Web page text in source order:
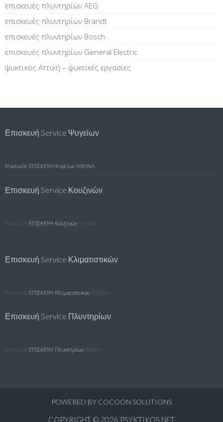
επισκευές πλυντηρίων AEG
επισκευές πλυντηρίων Brandt
επισκευές πλυντηρίων Bosch
επισκευές πλυντηρίων General Electric
ψυκτικος Αττική – ψυκτικές εργασιες
Επισκευή Service Ψυγείων
Ψυκτικός ΕΠΙΣΚΕΥΗ Ψυγείων ΑΘΗΝΑ
Επισκευή Service Κουζινών
Ψυκτικός ΕΠΙΣΚΕΥΗ Κουζινών ΑΘΗΝΑ
Επισκευή Service Κλιματιστικών
Ψυκτικός ΕΠΙΣΚΕΥΗ Κλιματιστικών ΑΘΗΝΑ
Επισκευή Service Πλυντηρίων
Ψυκτικός ΕΠΙΣΚΕΥΗ Πλυντηρίων ΑΘΗΝΑ
POWERED BY COCOON SOLUTIONS
COPYRIGHT © 2026 PSYKTIKOS.NET